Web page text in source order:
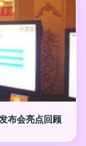
布会亮点回顾